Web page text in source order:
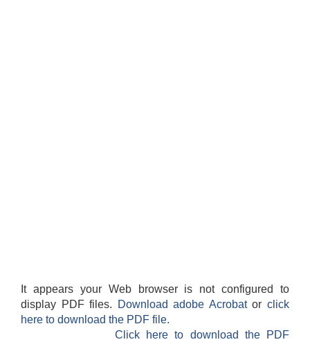
It appears your Web browser is not configured to
display PDF files.
Download adobe Acrobatorclick
here to download the PDF file.
Click here to download the PDF